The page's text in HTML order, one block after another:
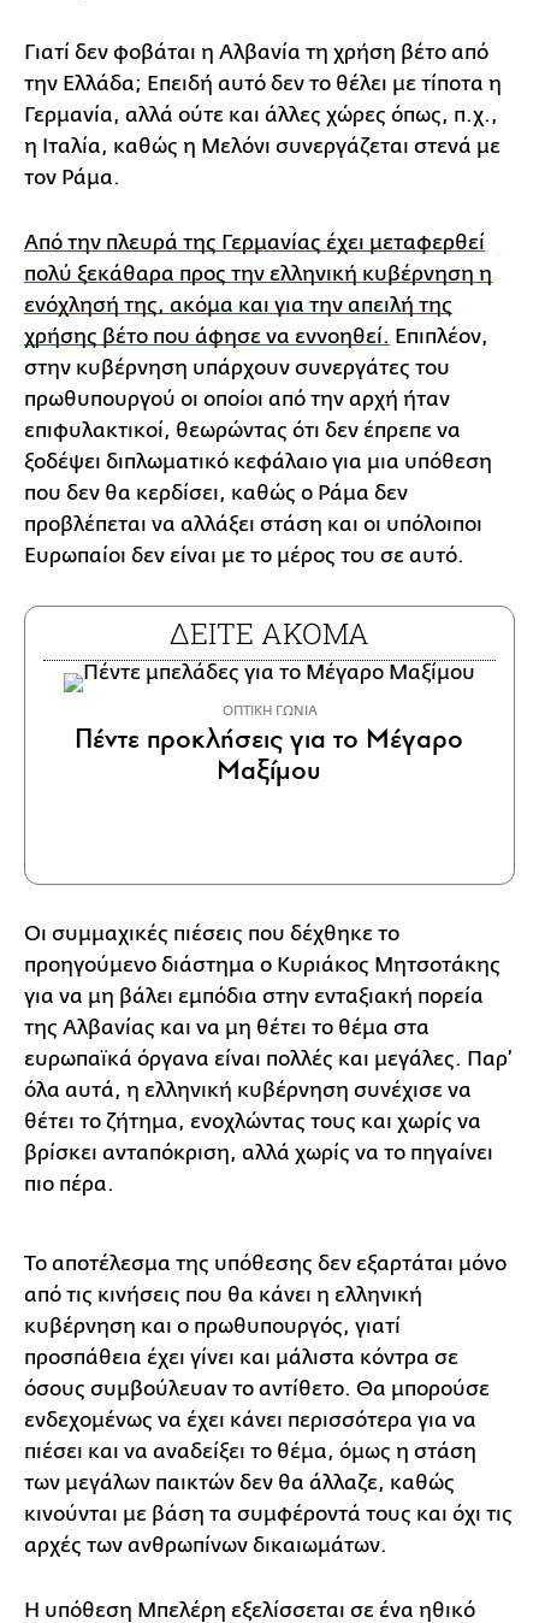
Γιατί δεν φοβάται η Αλβανία τη χρήση βέτο από
την Ελλάδα; Επειδή αυτό δεν το θέλει με τίποτα η
Γερμανία, αλλά ούτε και άλλες χώρες όπως, π.χ.,
η Ιταλία, καθώς η Μελόνι συνεργάζεται στενά με
τον Ράμα.
Από την πλευρά της Γερμανίας έχει μεταφερθεί
πολύ ξεκάθαρα προς την ελληνική κυβέρνηση η
ενόχλησή της, ακόμα και για την απειλή της
χρήσης βέτο που άφησε να εννοηθεί. Επιπλέον,
στην κυβέρνηση υπάρχουν συνεργάτες του
πρωθυπουργού οι οποίοι από την αρχή ήταν
επιφυλακτικοί, θεωρώντας ότι δεν έπρεπε να
ξοδέψει διπλωματικό κεφάλαιο για μια υπόθεση
που δεν θα κερδίσει, καθώς ο Ράμα δεν
προβλέπεται να αλλάξει στάση και οι υπόλοιποι
Ευρωπαίοι δεν είναι με το μέρος του σε αυτό.
ΔΕΙΤΕ ΑΚΟΜΑ
ΟΠΤΙΚΗ ΓΩΝΙΑ
Πέντε προκλήσεις για το Μέγαρο
Μαξίμου
Οι συμμαχικές πιέσεις που δέχθηκε το
προηγούμενο διάστημα ο Κυριάκος Μητσοτάκης
για να μη βάλει εμπόδια στην ενταξιακή πορεία
της Αλβανίας και να μη θέτει το θέμα στα
ευρωπαϊκά όργανα είναι πολλές και μεγάλες. Παρ’
όλα αυτά, η ελληνική κυβέρνηση συνέχισε να
θέτει το ζήτημα, ενοχλώντας τους και χωρίς να
βρίσκει ανταπόκριση, αλλά χωρίς να το πηγαίνει
πιο πέρα.
Το αποτέλεσμα της υπόθεσης δεν εξαρτάται μόνο
από τις κινήσεις που θα κάνει η ελληνική
κυβέρνηση και ο πρωθυπουργός, γιατί
προσπάθεια έχει γίνει και μάλιστα κόντρα σε
όσους συμβούλευαν το αντίθετο. Θα μπορούσε
ενδεχομένως να έχει κάνει περισσότερα για να
πιέσει και να αναδείξει το θέμα, όμως η στάση
των μεγάλων παικτών δεν θα άλλαζε, καθώς
κινούνται με βάση τα συμφέροντά τους και όχι τις
αρχές των ανθρωπίνων δικαιωμάτων.
Η υπόθεση Μπελέρη εξελίσσεται σε ένα ηθικό